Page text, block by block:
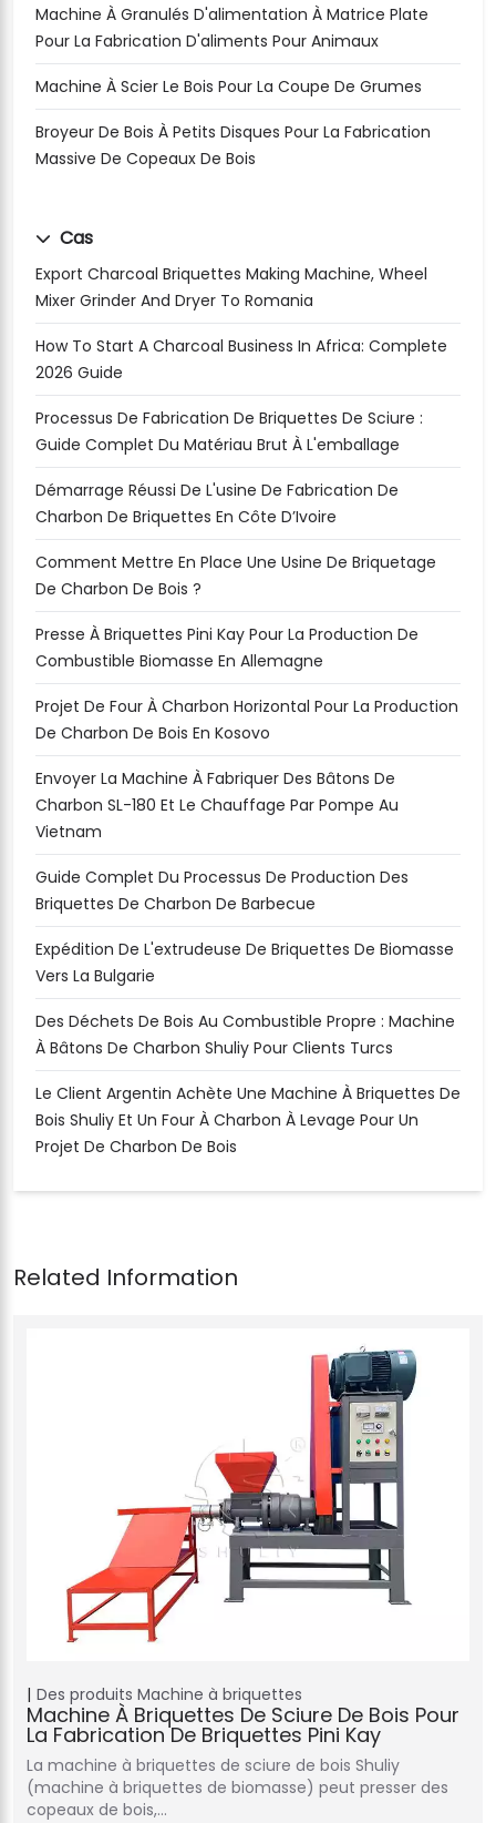
Machine À Granulés D'alimentation À Matrice Plate
Pour La Fabrication D'aliments Pour Animaux
Machine À Scier Le Bois Pour La Coupe De Grumes
Broyeur De Bois À Petits Disques Pour La Fabrication
Massive De Copeaux De Bois
Cas
Export Charcoal Briquettes Making Machine, Wheel
Mixer Grinder And Dryer To Romania
How To Start A Charcoal Business In Africa: Complete
2026 Guide
Processus De Fabrication De Briquettes De Sciure :
Guide Complet Du Matériau Brut À L'emballage
Démarrage Réussi De L'usine De Fabrication De
Charbon De Briquettes En Côte D’Ivoire
Comment Mettre En Place Une Usine De Briquetage
De Charbon De Bois ?
Presse À Briquettes Pini Kay Pour La Production De
Combustible Biomasse En Allemagne
Projet De Four À Charbon Horizontal Pour La Production
De Charbon De Bois En Kosovo
Envoyer La Machine À Fabriquer Des Bâtons De
Charbon SL-180 Et Le Chauffage Par Pompe Au
Vietnam
Guide Complet Du Processus De Production Des
Briquettes De Charbon De Barbecue
Expédition De L'extrudeuse De Briquettes De Biomasse
Vers La Bulgarie
Des Déchets De Bois Au Combustible Propre : Machine
À Bâtons De Charbon Shuliy Pour Clients Turcs
Le Client Argentin Achète Une Machine À Briquettes De
Bois Shuliy Et Un Four À Charbon À Levage Pour Un
Projet De Charbon De Bois
Des produits Machine à briquettes
Machine À Briquettes De Sciure De Bois Pour
La Fabrication De Briquettes Pini Kay
La machine à briquettes de sciure de bois Shuliy
(machine à briquettes de biomasse) peut presser des
copeaux de bois,…